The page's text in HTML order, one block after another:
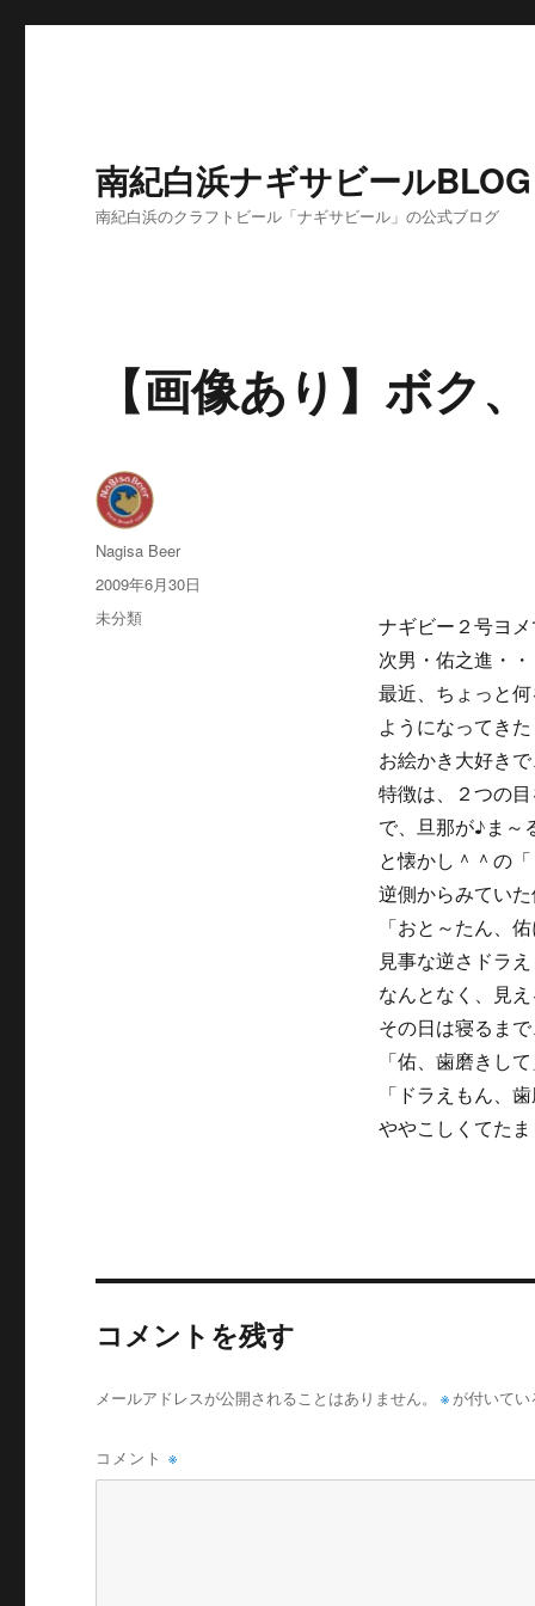
南紀白浜ナギサビールBLOG
南紀白浜のクラフトビール「ナギサビール」の公式ブログ
【画像あり】ボク
ナギビー２号ヨメ
次男・佑之進・・
最近、ちょっと
ようになってきた
お絵かき大好き
特徴は、２つの
で、旦那が♪ま～
と懐かし＾＾の
逆側からみていた
「おと～たん、
見事な逆さドラえ
なんとなく、見
その日は寝るま
「佑、歯磨きし
「ドラえもん、
ややこしくてた
投
稿
Nagisa Beer
投
稿
日:
2009年6月30日
カ
未分類
コメントを残す
メールアドレスが公開されることはありません。 ※ が付いて
コメント※